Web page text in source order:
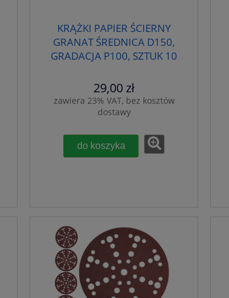
KRĄŻKI PAPIER ŚCIERNY
GRANAT ŚREDNICA D150,
GRADACJA P100, SZTUK 10
29,00 zł
zawiera 23% VAT, bez kosztów
dostawy
do koszyka